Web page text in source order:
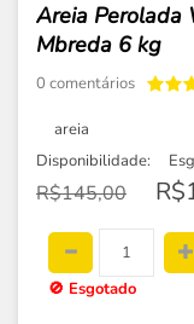
Areia Perolada
Mbreda 6 kg
0 comentários
areia
Disponibilidade:
R$145,00
🚫 Esgotado